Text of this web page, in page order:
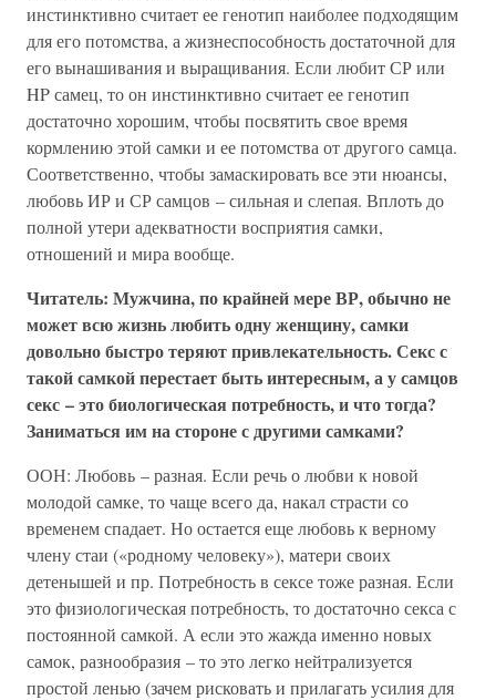
инстинктивно считает ее генотип наиболее подходящим
для его потомства, а жизнеспособность достаточной для
его вынашивания и выращивания. Если любит СР или
HP самец, то он инстинктивно считает ее генотип
достаточно хорошим, чтобы посвятить свое время
кормлению этой самки и ее потомства от другого самца.
Соответственно, чтобы замаскировать все эти нюансы,
любовь ИР и СР самцов – сильная и слепая. Вплоть до
полной утери адекватности восприятия самки,
отношений и мира вообще.
Читатель: Мужчина, по крайней мере ВР, обычно не
может всю жизнь любить одну женщину, самки
довольно быстро теряют привлекательность. Секс с
такой самкой перестает быть интересным, а у самцов
секс – это биологическая потребность, и что тогда?
Заниматься им на стороне с другими самками?
ООН: Любовь – разная. Если речь о любви к новой
молодой самке, то чаще всего да, накал страсти со
временем спадает. Но остается еще любовь к верному
члену стаи («родному человеку»), матери своих
детенышей и пр. Потребность в сексе тоже разная. Если
это физиологическая потребность, то достаточно секса с
постоянной самкой. А если это жажда именно новых
самок, разнообразия – то это легко нейтрализуется
простой ленью (зачем рисковать и прилагать усилия для